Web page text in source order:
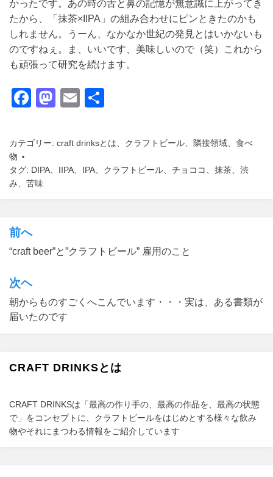
かったです。あの時の舌と鼻の記憶が無意識に上がってき
たから、「抹茶×IIPA」の組み合わせにピンときたのかも
しれません。うーん、なかなか世紀の発見とはいかないも
のですねぇ。ま、いいです、美味しいので（笑）これから
も頑張って研究を続けます。
F
c
b
o
k
M
st
d
E
ail
カテゴリー: craft drinksとは クラフトビール 隣接領域
食べ
物
タグ: DIPA IIPA IPA クラフトビール チョココ 抹茶
渋
み
苦味
投
稿
ナ
ビ
ゲ
ョ
ン
前へ
“craft beer”と”クラフトビール” 雇用のこと
次ヘ
朝からものすごくへこんでいます・・・実は、ある書類が
届いたのです
CRAFT DRINKSとは
CRAFT DRINKSは「最高の作り手の、最高の作品を、最高の状態
で」をコンセプトに、クラフトビールをはじめとする様々な飲み
物やそれにまつわる情報をご紹介しています